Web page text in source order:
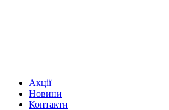
Акції
Новини
Контакти